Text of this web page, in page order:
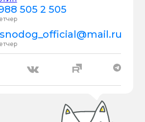
505 2 505